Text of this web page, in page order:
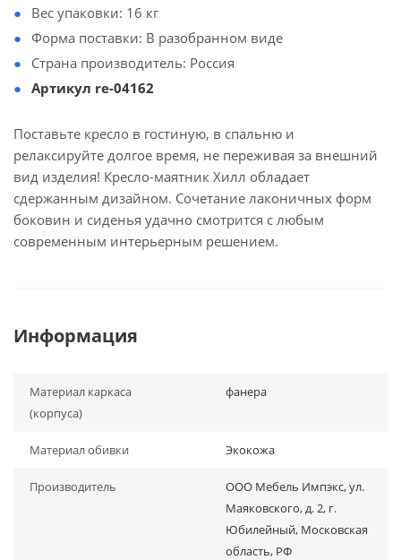
Вес упаковки: 16 кг
Форма поставки: В разобранном виде
Страна производитель: Россия
Артикул re-04162
Поставьте кресло в гостиную, в спальню и
релаксируйте долгое время, не переживая за внешний
вид изделия! Кресло-маятник Хилл обладает
сдержанным дизайном. Сочетание лаконичных форм
боковин и сиденья удачно смотрится с любым
современным интерьерным решением.
Информация
Материал каркаса
(корпуса)
фанера
Материал обивки Экокожа
Производитель
ООО Мебель Импэкс, ул.
Маяковского, д. 2, г.
Юбилейный, Московская
область, РФ